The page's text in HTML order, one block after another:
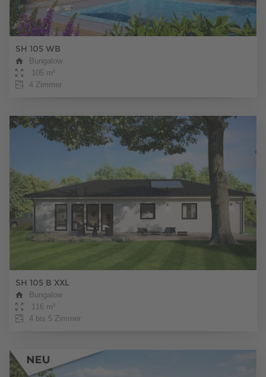
SH 105 WB
Bungalow
105 m²
4 Zimmer
SH 105 B XXL
Bungalow
116 m²
4 bis 5 Zimmer